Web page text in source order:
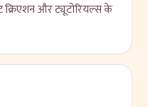
क्रिएशन और ट्यूटोरियल्स के